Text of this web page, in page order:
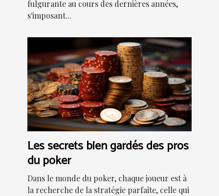
fulgurante au cours des dernières années,
s'imposant...
Les secrets bien gardés des pros
du poker
Dans le monde du poker, chaque joueur est à
la recherche de la stratégie parfaite, celle qui